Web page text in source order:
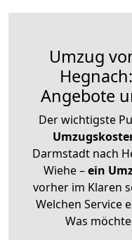
Umzug
Angebote
Der wichtigste
Darmstadt nach
Wiehe –ein
vorher im Klaren
Welchen Service
Was